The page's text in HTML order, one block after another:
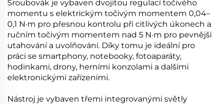
Šroubovák je vybaven dvojitou regulací točivého
momentu s elektrickým točivým momentem 0,04–
0,1 N·m pro přesnou kontrolu při citlivých úkonech a
ručním točivým momentem nad 5 N·m pro pevnější
utahování a uvolňování. Díky tomu je ideální pro
práci se smartphony, notebooky, fotoaparáty,
hodinkami, drony, herními konzolami a dalšími
elektronickými zařízeními.
Nástroj je vybaven třemi integrovanými světly